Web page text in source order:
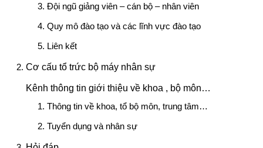
Đội ngũ giảng viên – cán bộ – nhân viên
Quy mô đào tạo và các lĩnh vực đào tạo
Liên kết
Cơ cấu tổ trức bộ máy nhân sự
Kênh thông tin giới thiệu về khoa , bộ môn…
Thông tin về khoa, tổ bộ môn, trung tâm…
Tuyển dụng và nhân sự